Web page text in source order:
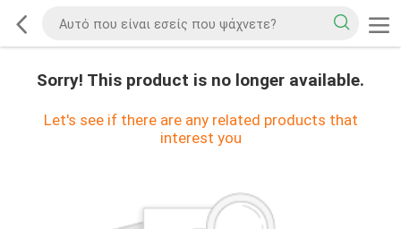
Sorry! This product is no longer available.
Let's see if there are any related products that
interest you